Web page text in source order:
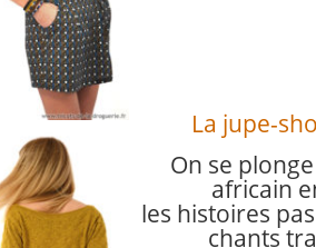
La jupe-
On se
africain
les histoires
chants